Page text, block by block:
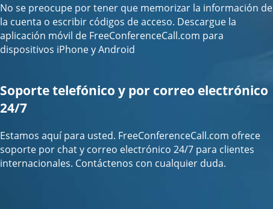
No se preocupe por tener que memorizar la información de
la cuenta o escribir códigos de acceso. Descargue la
aplicación móvil de FreeConferenceCall.com para
dispositivos iPhone y Android
Soporte telefónico y por correo electrónico
24/7
Estamos aquí para usted. FreeConferenceCall.com ofrece
soporte por chat y correo electrónico 24/7 para clientes
internacionales. Contáctenos con cualquier duda.